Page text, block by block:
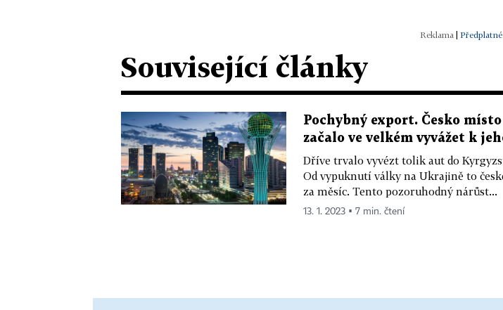
|
Související články
Pochybný export. Česko místo
začalo ve velkém vyvážet k
Dříve trvalo vyvézt tolik aut do
Od vypuknutí války na Ukrajině to
za měsíc. Tento pozoruhodný nárůst...
13. 1. 2023 ▪ 7 min. čtení